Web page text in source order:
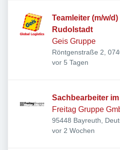
Teamleiter (m/w/
Rudolstadt
Geis Gruppe
Röntgenstraße 2,
Deutschland
Veröffentlicht
vor 5 Tagen
Sachbearbeiter
Freitag Gruppe
95448 Bayreuth,
Veröffentlicht:
vor 2 Wochen